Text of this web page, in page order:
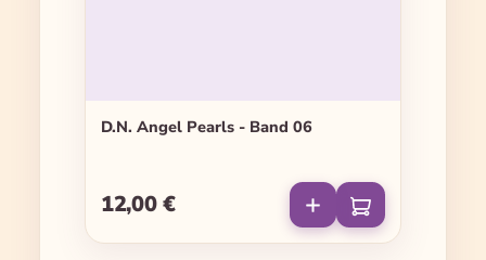
D.N. Angel Pearls - Band 06
Regulärer Preis:
12,00 €